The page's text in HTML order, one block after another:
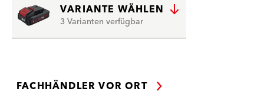
VARIANTE WÄHLEN
3 Varianten verfügbar
FACHHÄNDLER VOR ORT